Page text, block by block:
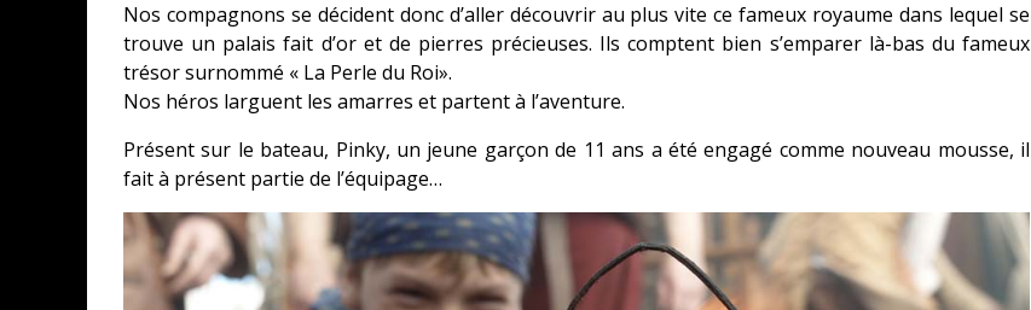
Nos compagnons se décident donc d’aller découvrir au plus vite ce fameux royaume dans lequel se
trouve un palais fait d’or et de pierres précieuses. Ils comptent bien s’emparer là-bas du fameux
trésor surnommé « La Perle du Roi».
Nos héros larguent les amarres et partent à l’aventure.
Présent sur le bateau, Pinky, un jeune garçon de 11 ans a été engagé comme nouveau mousse, il
fait à présent partie de l’équipage…
CONCOURS : CALENDRIER DE L’AVENT – UNE
COPIE DU JEU « GRID, ULTIMATE EDITION »
Daily Passions